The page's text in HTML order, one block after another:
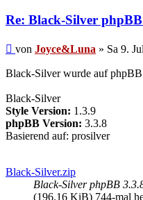
Re: Black-Silver
Beitrag
von Joyce&Luna » Sa 9.
Black-Silver wurde auf
Black-Silver
Style Version: 1.3.9
phpBB Version: 3.3.8
Basierend auf: prosilver
Black-Silver.zip
Black-Silver phpBB
(196.16 KiB) 744-mal